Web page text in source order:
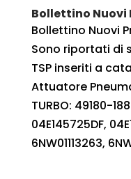
Bollettino Nuovi
Bollettino Nuovi
Sono riportati di
TSP inseriti a
Attuatore
TURBO: 49180-
04E145725DF,
6NW01113263,